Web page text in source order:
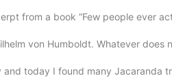
故事from a book “Few people ever
von Humboldt. Whatever does
and today I found many Jacaranda